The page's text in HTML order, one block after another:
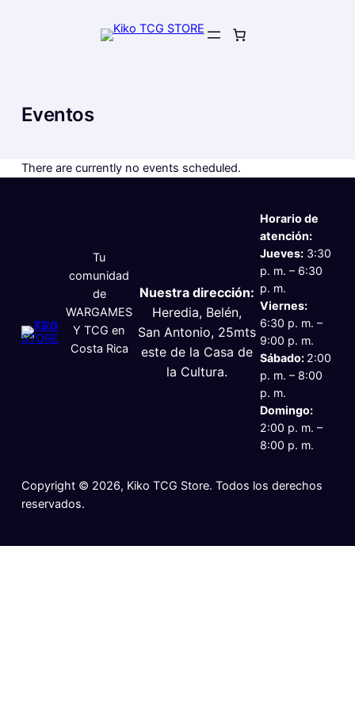
Eventos
There are currently no events scheduled.
Tu
comunidad
de
WARGAMES
Y TCG en
Costa Rica
Nuestra dirección:
Heredia, Belén,
San Antonio, 25mts
este de la Casa de
la Cultura.
Horario de
atención:
Jueves:3:30
p. m. – 6:30
p. m.
Viernes:
6:30 p. m. –
9:00 p. m.
Sábado: 2:00
p. m. – 8:00
p. m.
Domingo:
2:00 p. m. –
8:00 p. m.
Copyright © 2026, Kiko TCG Store. Todos los derechos
reservados.